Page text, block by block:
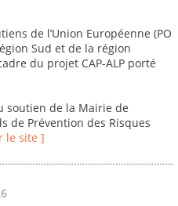
de l’Union Européenne (PO
Sud et de la région
du projet CAP-ALP porté
soutien de la Mairie de
de Prévention des Risques
le site ]